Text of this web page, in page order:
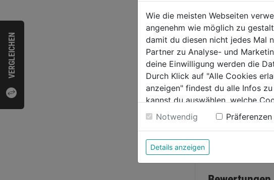
VERGLEICHEN
0.0
von
5
Sternen.
31,59€
Bewertung
Wie die meisten Webseiten
angenehm wie möglich zu
damit du diesen nicht jedes Mal
Partner zu Analyse- und
deine Einwilligung werden die
Durch Klick auf "Alle Cookies
anzeigen" findest du alle Infos
kannst du auswählen, welche
Weitere Informationen findest du
Notwendig Präferenzen
Details anzeigen